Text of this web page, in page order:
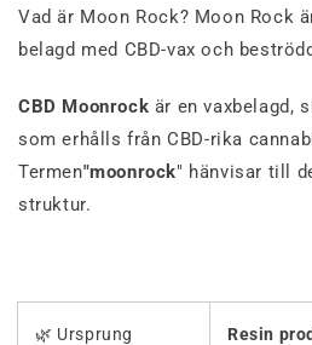
Vad är Moon Rock? Moon Rock
belagd med CBD-vax och
CBD Moonrock är en vaxbelagd,
som erhålls från CBD-rika
Termen"moonrock" hänvisar till
struktur.
🌿 Ursprung Resin